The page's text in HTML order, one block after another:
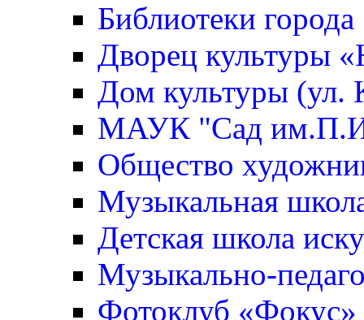
Библиотеки города
Дворец культуры
Дом культуры (ул.
МАУК "Сад
Общество
Музыкальная
Детская школа
Музыкально-
Фотоклуб «Фокус»